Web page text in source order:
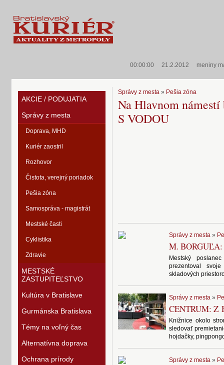
00:00:00 21.2.2012 meniny
AKCIE / PODUJATIA
Správy z mesta
Doprava, MHD
Kuriér zaostril
Rozhovor
Čistota, verejný poriadok
Pešia zóna
Samospráva - magistrát
Mestské časti
Cyklistika
Zdravie
MESTSKÉ
ZASTUPITEĽSTVO
Kultúra v Bratislave
Gurmánska Bratislava
Témy na voľný čas
Alternatívna doprava
Ochrana prírody
Správy z mesta » Pešia zóna
Na Hlavnom
S VODOU
Správy z mesta »
M. BORGUĽA:
Mestský
prezentoval
skladových
Správy z mesta »
CENTRUM: Z
Knižnice okolo
sledovať
hojdačky,
Správy z mesta »